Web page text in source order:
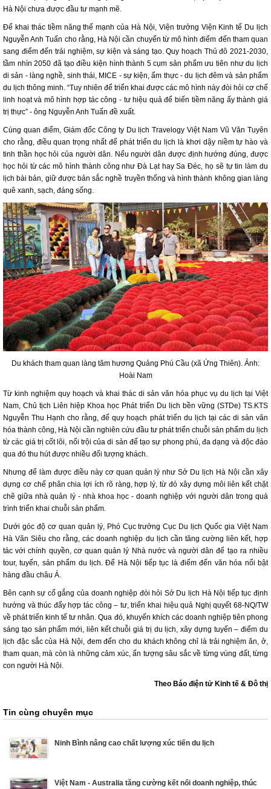
Hà Nội chưa được đầu tư mạnh mẽ.
Để khai thác tiềm năng thế mạnh của Hà Nội, Viện trưởng Viện Kinh tế Du lịch
Nguyễn Anh Tuấn cho rằng, Hà Nội cần chuyển từ mô hình điểm đến tham quan
sang điểm đến trải nghiệm, sự kiện và sáng tạo. Quy hoạch Thủ đô 2021-2030,
tầm nhìn 2050 đã tạo điều kiện hình thành 5 cụm sản phẩm ưu tiên như du lịch
di sản - làng nghề, sinh thái, MICE - sự kiện, ẩm thực - du lịch đêm và sản phẩm
du lịch thông minh. “Tuy nhiên để triển khai được các mô hình này đòi hỏi cơ chế
linh hoạt và mô hình hợp tác công - tư hiệu quả để biến tiềm năng ấy thành giá
trị thực” - ông Nguyễn Anh Tuấn đề xuất.
Cùng quan điểm, Giám đốc Công ty Du lịch Travelogy Việt Nam Vũ Văn Tuyên
cho rằng, điều quan trọng nhất để phát triển du lịch là khơi dậy niềm tự hào và
tinh thần học hỏi của người dân. Nếu người dân được định hướng đúng, được
học hỏi từ các mô hình thành công như Đà Lạt hay Sa Đéc, họ sẽ tự tin làm du
lịch bài bản, giữ được bản sắc nghề truyền thống và hình thành không gian làng
quê xanh, sạch, đáng sống.
Du khách tham quan làng tăm hương Quảng Phú Cầu (xã Ứng Thiên). Ảnh:
Hoài Nam
Từ kinh nghiệm quy hoạch và khai thác di sản văn hóa phục vụ du lịch tại Việt
Nam, Chủ tịch Liên hiệp Khoa học Phát triển Du lịch bền vững (STDe) TS.KTS
Nguyễn Thu Hạnh cho rằng, để quy hoạch phát triển du lịch tại các di sản văn
hóa thành công, Hà Nội cần nghiên cứu đầu tư phát triển chuỗi sản phẩm du lịch
từ các giá trị cốt lõi, nổi trội của di sản để tạo sự phong phú, đa dạng và độc đáo
qua đó thu hút được nhiều đối tượng khách.
Nhưng để làm được điều này cơ quan quản lý như Sở Du lịch Hà Nội cần xây
dựng cơ chế phân chia lợi ích rõ ràng, hợp lý, từ đó xây dựng môi liên kết chặt
chẽ giữa nhà quản lý - nhà khoa học - doanh nghiệp với người dân trong quá
trình triển khai chuỗi sản phẩm.
Dưới góc độ cơ quan quản lý, Phó Cục trưởng Cục Du lịch Quốc gia Việt Nam
Hà Văn Siêu cho rằng, các doanh nghiệp du lịch cần tăng cường liên kết, hợp
tác với chính quyền, cơ quan quản lý Nhà nước và người dân để tạo ra nhiều
tour, tuyến, sản phẩm du lịch. Để Hà Nội tiếp tục là điểm đến văn hóa nổi bật
hàng đầu châu Á.
Bên cạnh sự cố gắng của doanh nghiệp đòi hỏi Sở Du lịch Hà Nội tiếp tục định
hướng và thúc đẩy hợp tác công – tư, triển khai hiệu quả Nghị quyết 68-NQ/TW
về phát triển kinh tế tư nhân. Qua đó, khuyến khích các doanh nghiệp tiên phong
sáng tạo sản phẩm mới, liên kết chuỗi giá trị du lịch, xây dựng tuyến – điểm du
lịch đặc sắc của Hà Nội, đem đến cho du khách không chỉ là trải nghiệm ăn, ở,
tham quan, mà còn là những cảm xúc, ấn tượng sâu sắc về từng vùng đất, từng
con người Hà Nội.
Theo Báo điện tử Kinh tế & Đô thị
Tin cùng chuyên mục
Ninh Bình nâng cao chất lượng xúc tiến du lịch
Việt Nam - Australia tăng cường kết nối doanh nghiệp, thúc